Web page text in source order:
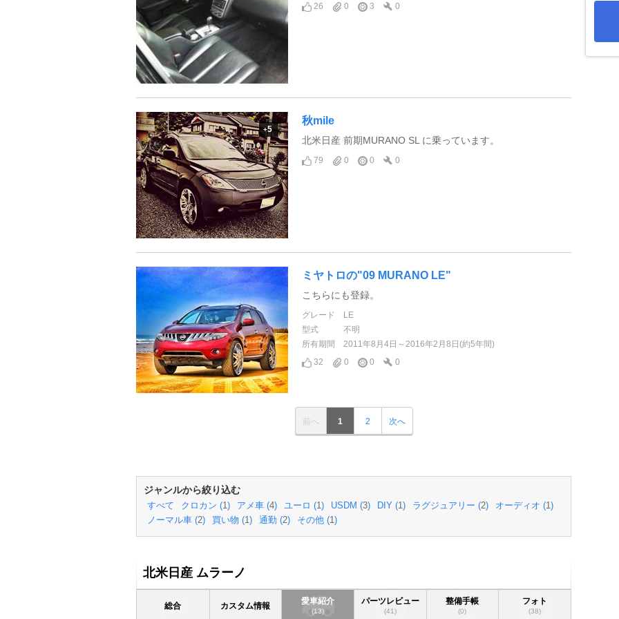
26 0 3 0
+5
秋mile
北米日産 前期MURANO SL に乗っています。
79 0 0 0
ミヤトロの"09 MURANO LE"
こちらにも登録。
グレード
LE
型式
不明
所有期間
2011年8月4日～2016年2月8日(約5年間)
32
0 0 0
前へ 1 2 次へ
ジャンルから絞り込む
すべて クロカン (1 ) アメ車 (4) ユーロ (1 ) USDM (3) DIY (1 ) ラグジュアリー (2) オーディオ (1 )
ノーマル車 (2) 買い物 (1 ) 通勤 (2) その他 (1 )
北米日産 ムラーノ
総合 カスタム情報
愛車紹介
(13)
パーツレビュー
(41)
整備手帳
(0)
フォト
(38)